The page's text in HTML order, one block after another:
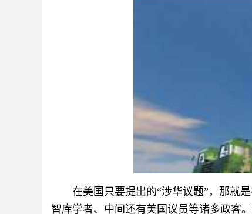
在美国只要提出的“涉华议题”，那就
智库学者、中间还有美国议员等诸多政客